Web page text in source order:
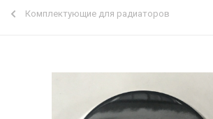
Комплектующие для радиаторов